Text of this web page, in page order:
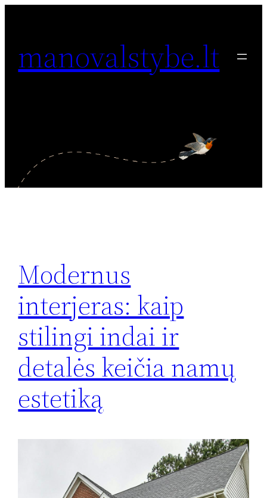
manovalstybe.lt
Modernus
interjeras: kaip
stilingi indai ir
detalės keičia namų
estetiką